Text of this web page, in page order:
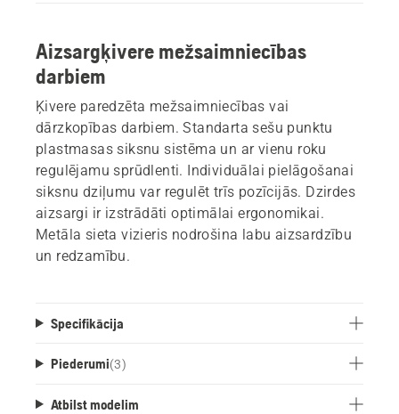
Aizsargķivere mežsaimniecības
darbiem
Ķivere paredzēta mežsaimniecības vai
dārzkopības darbiem. Standarta sešu punktu
plastmasas siksnu sistēma un ar vienu roku
regulējamu sprūdlenti. Individuālai pielāgošanai
siksnu dziļumu var regulēt trīs pozīcijās. Dzirdes
aizsargi ir izstrādāti optimālai ergonomikai.
Metāla sieta vizieris nodrošina labu aizsardzību
un redzamību.
Specifikācija
Piederumi(3)
Atbilst modelim